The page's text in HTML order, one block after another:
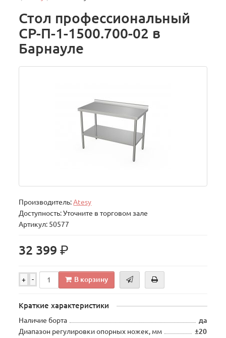
Стол профессиональный
СР-П-1-1500.700-02 в
Барнауле
Производитель:Atesy
Доступность: Уточните в торговом зале
Артикул: 50577
32 399р.
+ - В корзину
Краткие характеристики
Наличие борта
да
Диапазон регулировки опорных ножек, мм
±20